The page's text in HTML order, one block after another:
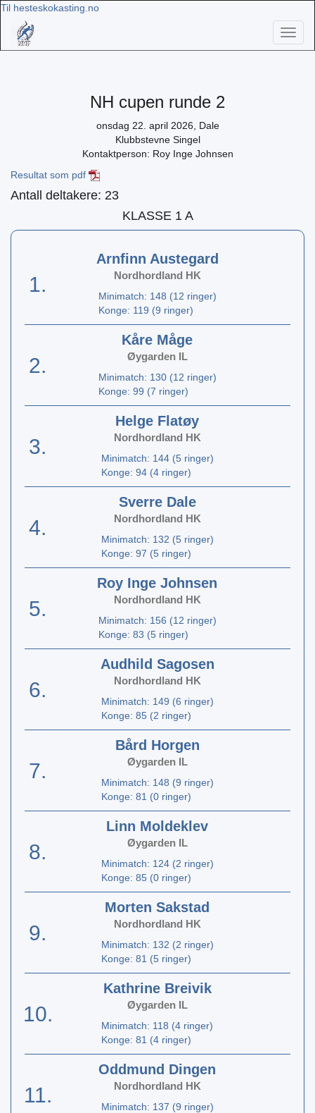
Til hesteskokasting.no
NH cupen runde 2
onsdag 22. april 2026, Dale
Klubbstevne Singel
Kontaktperson: Roy Inge Johnsen
Resultat som pdf
Antall deltakere: 23
KLASSE 1 A
1.
Arnfinn Austegard
Nordhordland HK
Minimatch: 148 (12 ringer)
Konge: 119 (9 ringer)
2.
Kåre Måge
Øygarden IL
Minimatch: 130 (12 ringer)
Konge: 99 (7 ringer)
3.
Helge Flatøy
Nordhordland HK
Minimatch: 144 (5 ringer)
Konge: 94 (4 ringer)
4.
Sverre Dale
Nordhordland HK
Minimatch: 132 (5 ringer)
Konge: 97 (5 ringer)
5.
Roy Inge Johnsen
Nordhordland HK
Minimatch: 156 (12 ringer)
Konge: 83 (5 ringer)
6.
Audhild Sagosen
Nordhordland HK
Minimatch: 149 (6 ringer)
Konge: 85 (2 ringer)
7.
Bård Horgen
Øygarden IL
Minimatch: 148 (9 ringer)
Konge: 81 (0 ringer)
8.
Linn Moldeklev
Øygarden IL
Minimatch: 124 (2 ringer)
Konge: 85 (0 ringer)
9.
Morten Sakstad
Nordhordland HK
Minimatch: 132 (2 ringer)
Konge: 81 (5 ringer)
10.
Kathrine Breivik
Øygarden IL
Minimatch: 118 (4 ringer)
Konge: 81 (4 ringer)
11.
Oddmund Dingen
Nordhordland HK
Minimatch: 137 (9 ringer)